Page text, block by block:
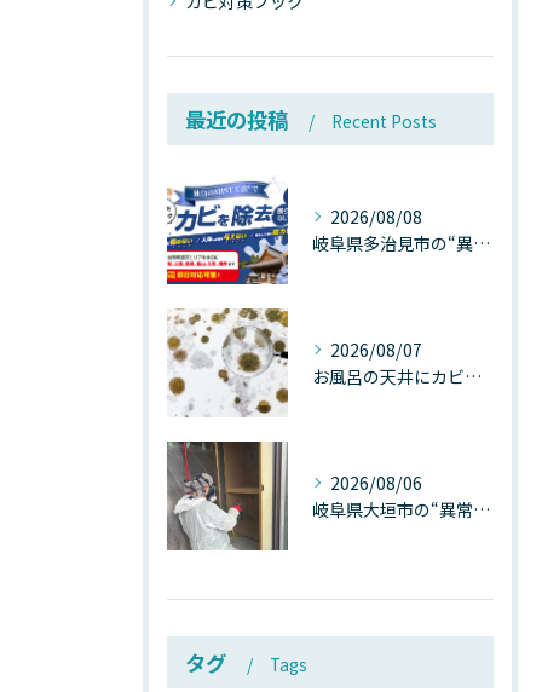
最近の投稿 Recent Posts
2026/08/08
岐阜県多治見市の“異常な高温”が建物内部を破壊する──深層カビが急増する危険な温度差の正体
2026/08/07
お風呂の天井にカビが生えたら要注意！2026年8月の猛暑・高湿度で急増する浴室カビの原因と正しい対策
2026/08/06
岐阜県大垣市の“異常に高い気温”が建物内部を腐らせる──深層カビが爆発的に増える本当の理由
タグ Tags